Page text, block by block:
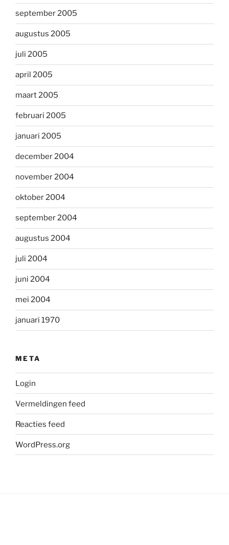
september 2005
augustus 2005
juli 2005
april 2005
maart 2005
februari 2005
januari 2005
december 2004
november 2004
oktober 2004
september 2004
augustus 2004
juli 2004
juni 2004
mei 2004
januari 1970
META
Login
Vermeldingen feed
Reacties feed
WordPress.org